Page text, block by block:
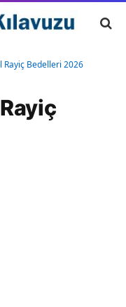
Rayiç Bedelleri 2026